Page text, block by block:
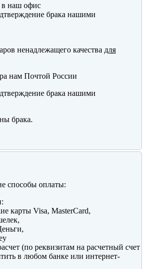
в наш офис
брака нашими
ненадлежащего качества для
нам Почтой России
брака нашими
брака.
способы оплаты:
карты Visa, MasterCard,
(по реквизитам на расчетный счет
в любом банке или интернет-